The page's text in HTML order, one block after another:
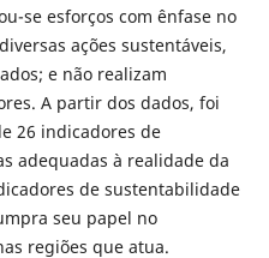
se esforços com ênfase no
ações sustentáveis,
e não realizam
A partir dos dados, foi
26 indicadores de
adequadas à realidade da
de sustentabilidade
seu papel no
regiões que atua.